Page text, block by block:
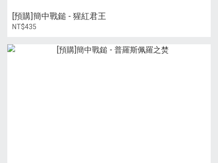
[預購]簡中戰鎚 - 猩紅君王
NT$435